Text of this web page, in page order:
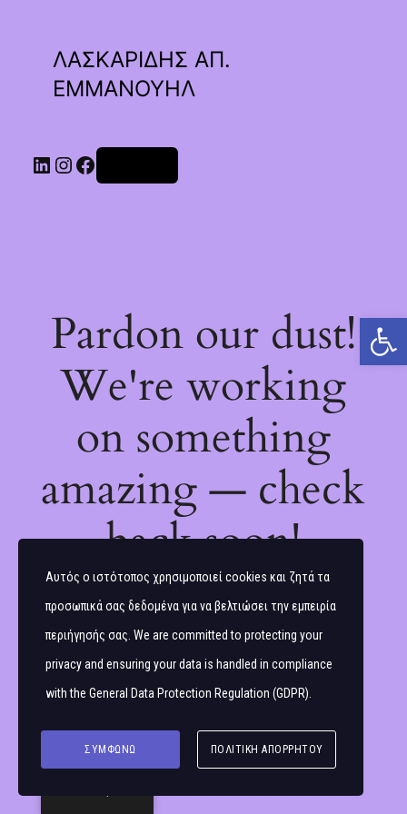
Ανοίξτε τη γραμμή εργαλείων
ΛΑΣΚΑΡΙΔΗΣ ΑΠ.
ΕΜΜΑΝΟΥΗΛ
Linkedin
Instagram
Facebook
Pardon our dust!
We're working
on something
amazing — check
back soon!
Αυτός ο ιστότοπος χρησιμοποιεί cookies και ζητά τα
προσωπικά σας δεδομένα για να βελτιώσει την εμπειρία
περιήγησής σας. We are committed to protecting your
privacy and ensuring your data is handled in compliance
with the General Data Protection Regulation (GDPR)
ΣΥΜΦΩΝΏ ΠΟΛΙΤΙΚΉ ΑΠΟΡΡΉΤΟΥ